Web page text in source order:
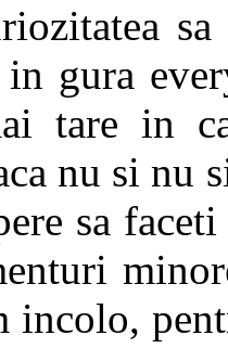
in gura
tare in
nu si nu
sa
incolo,